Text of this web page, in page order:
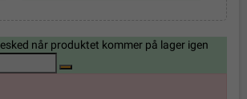
når produktet kommer på lager igen